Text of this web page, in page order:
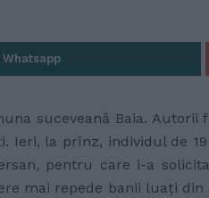
suceveană Baia. Autorii
Ieri, la prînz, individul de
pentru care i-a
mai repede banii luaţi din